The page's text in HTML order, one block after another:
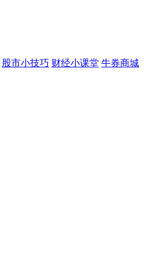
股市小技巧 财经小课堂 牛券商城